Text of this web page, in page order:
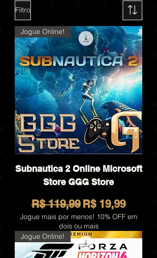
Filtro
Jogue Online!
Subnautica 2 Online Microsoft
Store GGG Store
Preço normal
R$ 119,99Preço
R$ 19,99
Jogue mais por menos! 10% OFF em
dois ou mais
Jogue Online!